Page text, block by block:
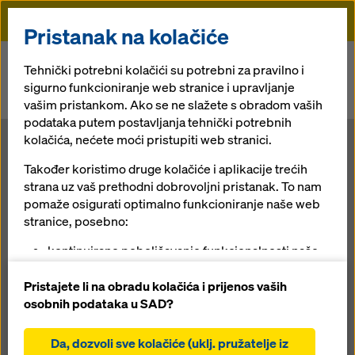
Doka
Muskrat Falls – Doka kao partner za najveći građevinski projekt u
Kanadi
Muskrat Falls –
Doka kao
partner za
najveći
građevinski
Pristanak na kolačiće
Tehnički potrebni kolačići su potrebni za pravilno i
sigurno funkcioniranje web stranice i upravljanje
vašim pristankom. Ako se ne slažete s obradom vaših
podataka putem postavljanja tehnički potrebnih
kolačića, nećete moći pristupiti web stranici.
Također koristimo druge kolačiće i aplikacije trećih
strana uz vaš prethodni dobrovoljni pristanak. To nam
pomaže osigurati optimalno funkcioniranje naše web
stranice, posebno:
kontinuirano poboljšavanje funkcionalnosti naše
olakšavanje glatkog procesa kupovine prilikom
korištenja Doka online trgovine (funkcionalni i
pružanje odgovarajućeg oglašavanja na
Pristajete li na obradu kolačića i prijenos vaših
osobnih podataka u SAD?
Da, dozvoli sve kolačiće (uklj. pružatelje iz